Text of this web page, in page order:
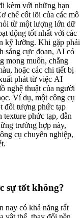
kèm với những hạn
chế cốt lõi của các mô
từ một lượng lớn dữ
động tốt nhất với các
kỹ lưỡng. Khi gặp phải
sáng cực đoan, AI có
mong muốn, chẳng
hoặc các chi tiết bị
phát từ việc AI
nghệ thuật của người
Ví dụ, một công cụ
đối tượng phức tạp
texture phức tạp, dẫn
trường hợp này,
cụ chuyên nghiệp,
sự tốt không?
nay có khả năng rất